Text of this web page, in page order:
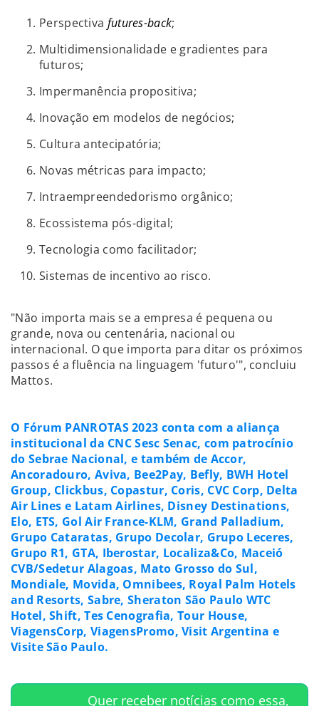
Perspectiva futures-back;
Multidimensionalidade e gradientes para
futuros;
Impermanência propositiva;
Inovação em modelos de negócios;
Cultura antecipatória;
Novas métricas para impacto;
Intraempreendedorismo orgânico;
Ecossistema pós-digital;
Tecnologia como facilitador;
Sistemas de incentivo ao risco.
"Não importa mais se a empresa é pequena ou
grande, nova ou centenária, nacional ou
internacional. O que importa para ditar os próximos
passos é a fluência na linguagem 'futuro'", concluiu
Mattos.
O Fórum PANROTAS 2023 conta com a aliança
institucional da CNC Sesc Senac, com patrocínio
do Sebrae Nacional, e também de Accor,
Ancoradouro, Aviva, Bee2Pay, Befly, BWH Hotel
Group, Clickbus, Copastur, Coris, CVC Corp, Delta
Air Lines e Latam Airlines, Disney Destinations,
Elo, ETS, Gol Air France-KLM, Grand Palladium,
Grupo Cataratas, Grupo Decolar, Grupo Leceres,
Grupo R1, GTA, Iberostar, Localiza&Co, Maceió
CVB/Sedetur Alagoas, Mato Grosso do Sul,
Mondiale, Movida, Omnibees, Royal Palm Hotels
and Resorts, Sabre, Sheraton São Paulo WTC
Hotel, Shift, Tes Cenografia, Tour House,
ViagensCorp, ViagensPromo, Visit Argentina e
Visite São Paulo.
Quer receber notícias como essa,